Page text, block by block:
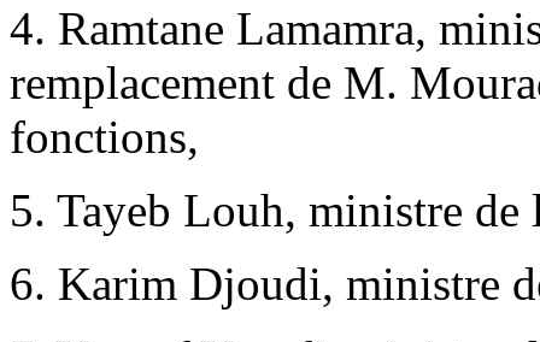
4. Ramtane Lamamra,
remplacement de M.
fonctions,
5. Tayeb Louh, ministre de
6. Karim Djoudi, ministre